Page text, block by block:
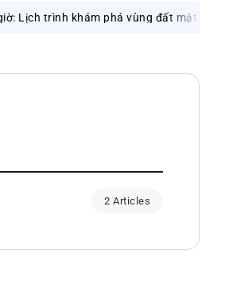
trình khám phá vùng đất mặt trời
2 Articles